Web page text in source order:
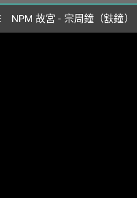
NPM 故宮 - 宗周鐘（㝬鐘）
NPM 故宮 - 宗周鐘（㝬鐘）